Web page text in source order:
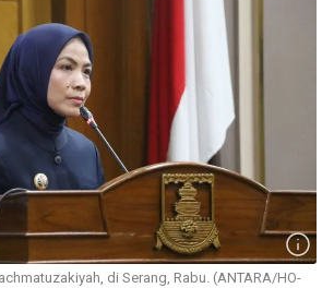
di Serang, Rabu. (ANTARA/HO-